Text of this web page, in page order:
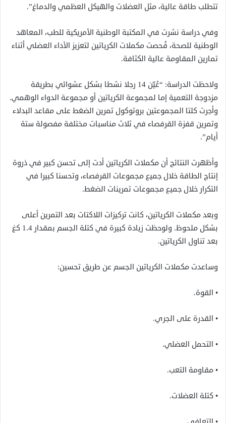
تتطلب طاقة عالية، مثل العضلات والهيكل العظمي والدماغ”.
وفي دراسة نشرت في المكتبة الوطنية الأمريكية للطب، المعاهد
الوطنية للصحة، فُحصت مكملات الكرياتين لتعزيز الأداء العضلي أثناء
تمارين المقاومة عالية الكثافة.
ولاحظت الدراسة: “عُيّن 14 رجلا نشطا بشكل عشوائي بطريقة
مزدوجة التعمية إما لمجموعة الكرياتين أو مجموعة الدواء الوهمي.
وأجرت كلتا المجموعتين بروتوكول تمرين الضغط على مقاعد البدلاء
وتمرين قفزة القرفصاء في ثلاث مناسبات مختلفة مفصولة ستة
أيام”.
وأظهرت النتائج أن مكملات الكرياتين أدت إلى تحسن كبير في ذروة
إنتاج الطاقة خلال جميع مجموعات القرفصاء، وتحسنا كبيرا في
التكرار خلال جميع مجموعات تمرينات الضغط.
وبعد مكملات الكرياتين، كانت تركيزات اللاكتات بعد التمرين أعلى
بشكل ملحوظ. ولوحظت زيادة كبيرة في كتلة الجسم بمقدار 1.4 كغ
بعد تناول الكرياتين.
وساعدت مكملات الكرياتين الجسم عن طريق تحسين:
• القوة.
• القدرة على الجري.
• التحمل العضلي.
• مقاومة التعب.
• كتلة العضلات.